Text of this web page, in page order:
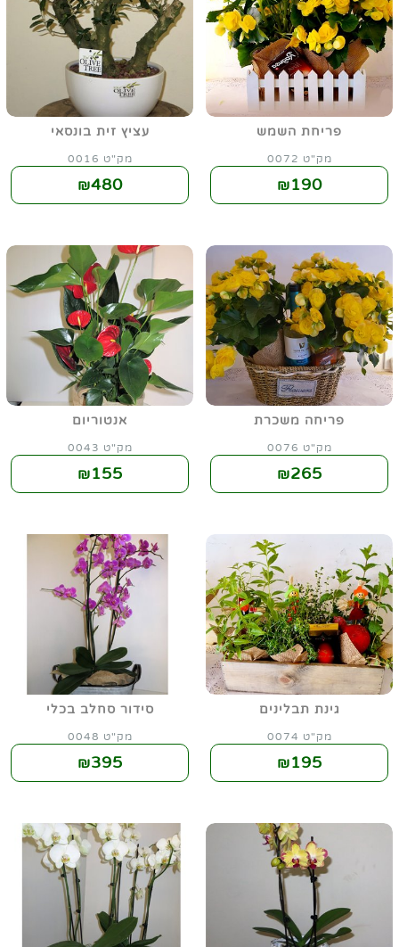
פריחת השמש
מק"ט 0072
₪190
עציץ זית בונסאי
מק"ט 0016
₪480
פריחה משכרת
מק"ט 0076
₪265
אנטוריום
מק"ט 0043
₪155
גינת תבלינים
מק"ט 0074
₪195
סידור סחלב בכלי
מק"ט 0048
₪395